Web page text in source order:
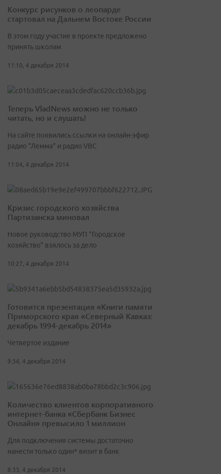
Конкурс рисунков о леопарде
стартовал на Дальнем Востоке России
В этом году участие в проекте предложено
принять школам
11:10, 4 декабря 2014
Теперь VladNews можно не только
читать, но и слушать!
На сайте появились ссылки на онлайн-эфир
радио "Лемма" и радио VBC
11:04, 4 декабря 2014
Кризис городского хозяйства
Партизанска миновал
Новое руководство МУП "Городское
хозяйство" взялось за дело
10:27, 4 декабря 2014
Готовится презентация «Книги памяти
Приморского края «Северный Кавказ:
декабрь 1994-декабрь 2014»
Четвертое издание
9:34, 4 декабря 2014
Количество клиентов корпоративного
интернет-банка «Сбербанк Бизнес
Онлайн» превысило 1 миллион
Для подключения системы достаточно
нанести только один* визит в банк
8:33, 4 декабря 2014